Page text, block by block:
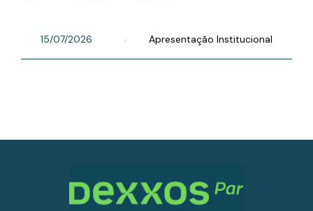
15/07/2026 Apresentação Institucional